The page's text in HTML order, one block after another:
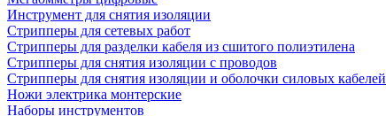
Инструмент для снятия изоляции
Стрипперы для сетевых работ
Стрипперы для разделки кабеля из сшитого полиэтилена
Cтрипперы для снятия изоляции с проводов
Стрипперы для снятия изоляции и оболочки силовых кабелей
Ножи электрика монтерские
Наборы инструментов